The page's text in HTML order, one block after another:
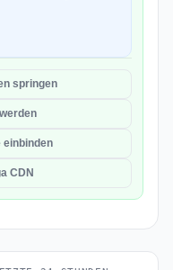
springen
einbinden
CDN